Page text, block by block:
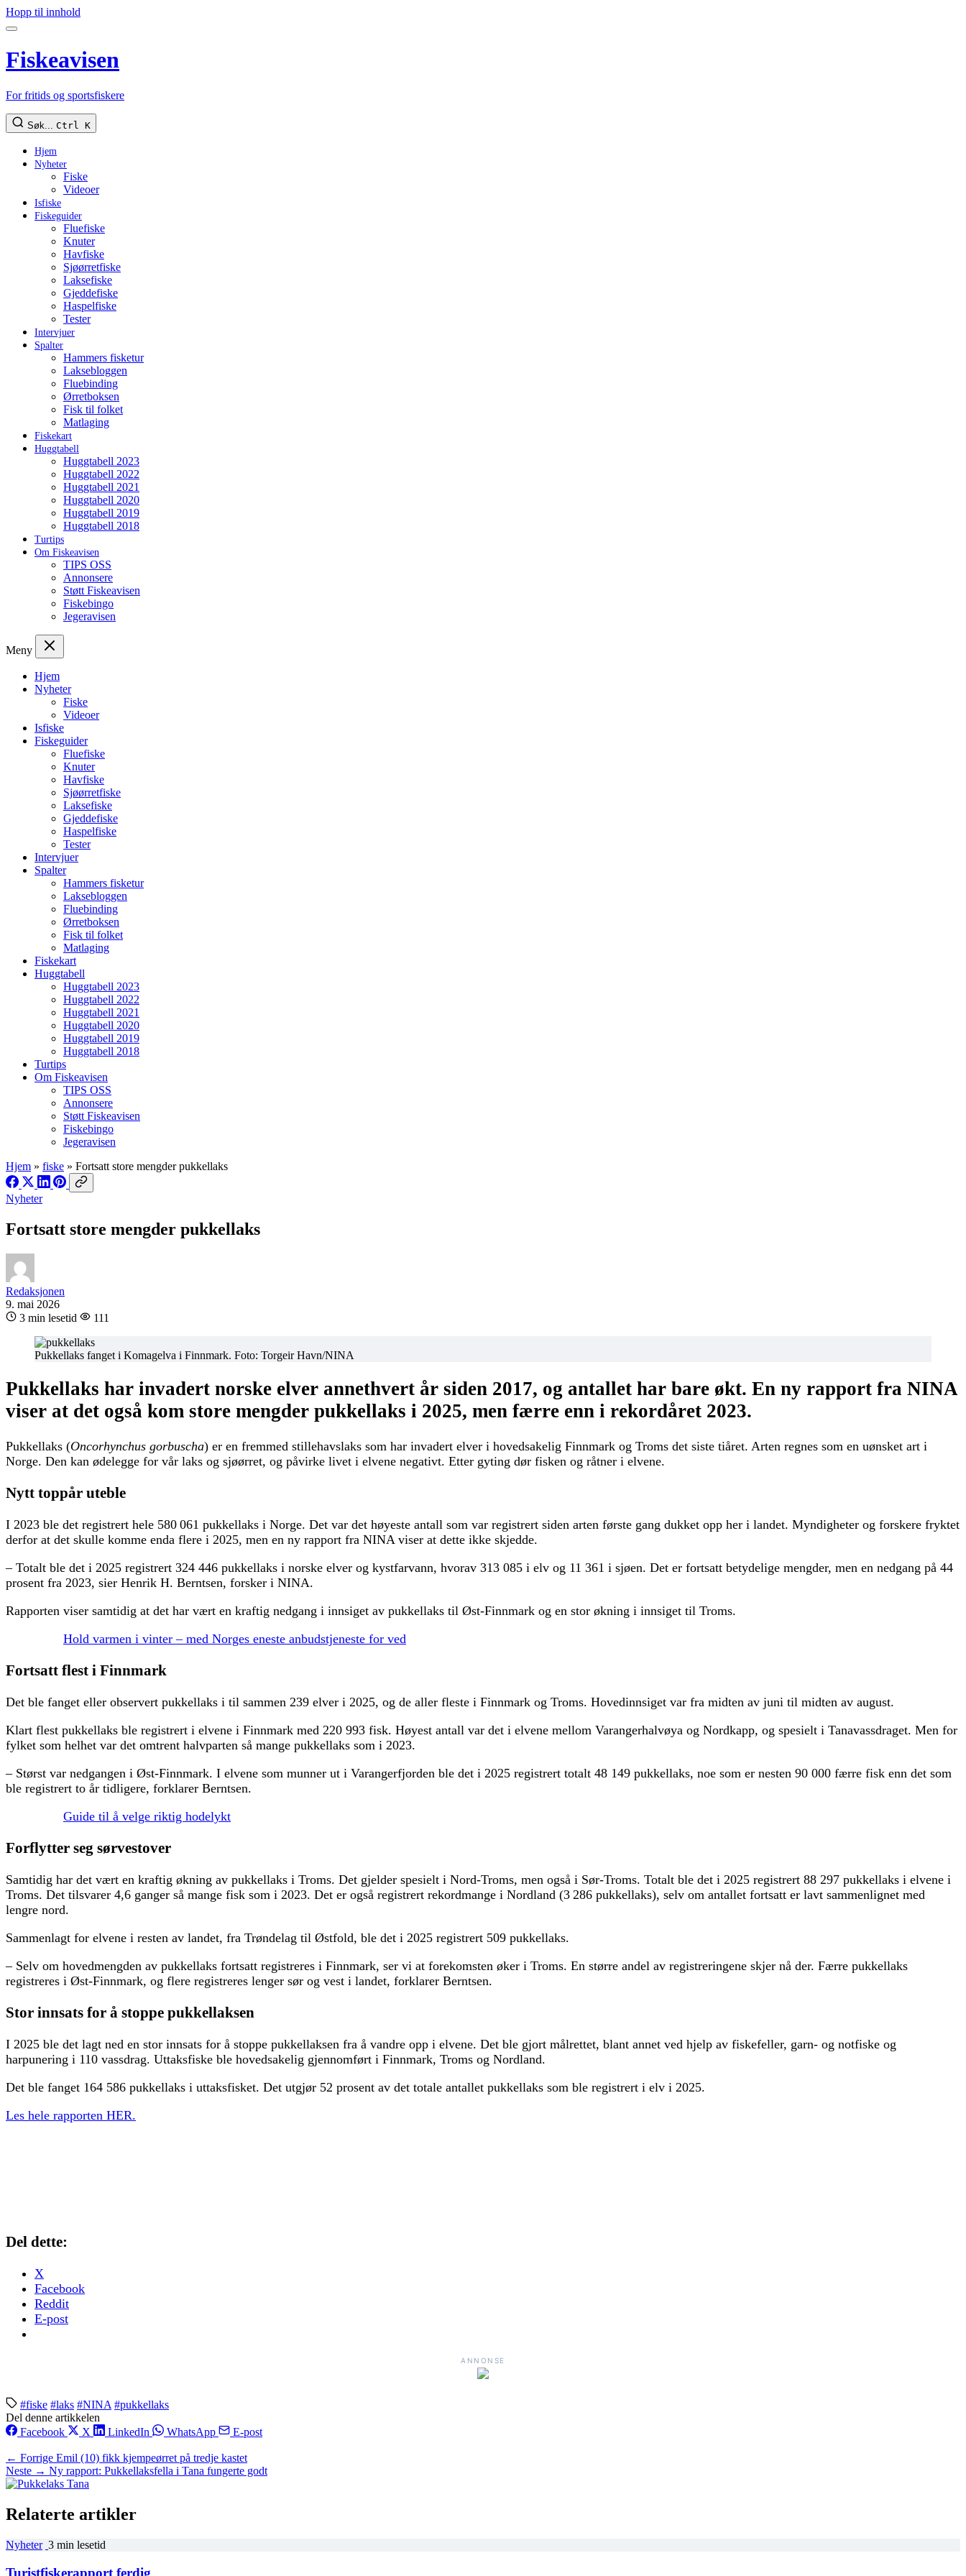
Hopp til innhold
Fiskeavisen
For fritids og sportsfiskere
Søk... Ctrl K
Hjem
Nyheter
Fiske
Videoer
Isfiske
Fiskeguider
Fluefiske
Knuter
Havfiske
Sjøørretfiske
Laksefiske
Gjeddefiske
Haspelfiske
Tester
Intervjuer
Spalter
Hammers fisketur
Laksebloggen
Fluebinding
Ørretboksen
Fisk til folket
Matlaging
Fiskekart
Huggtabell
Huggtabell 2023
Huggtabell 2022
Huggtabell 2021
Huggtabell 2020
Huggtabell 2019
Huggtabell 2018
Turtips
Om Fiskeavisen
TIPS OSS
Annonsere
Støtt Fiskeavisen
Fiskebingo
Jegeravisen
Meny
Hjem
Nyheter
Fiske
Videoer
Isfiske
Fiskeguider
Fluefiske
Knuter
Havfiske
Sjøørretfiske
Laksefiske
Gjeddefiske
Haspelfiske
Tester
Intervjuer
Spalter
Hammers fisketur
Laksebloggen
Fluebinding
Ørretboksen
Fisk til folket
Matlaging
Fiskekart
Huggtabell
Huggtabell 2023
Huggtabell 2022
Huggtabell 2021
Huggtabell 2020
Huggtabell 2019
Huggtabell 2018
Turtips
Om Fiskeavisen
TIPS OSS
Annonsere
Støtt Fiskeavisen
Fiskebingo
Jegeravisen
Hjem » fiske » Fortsatt store mengder pukkellaks
Nyheter
Fortsatt store mengder pukkellaks
Redaksjonen
9. mai 2026
3 min lesetid
111
Pukkellaks fanget i Komagelva i Finnmark. Foto: Torgeir Havn/NINA
Pukkellaks har invadert norske elver annethvert år siden 2017, og antallet har bare økt. En ny rapport fra NINA
viser at det også kom store mengder pukkellaks i 2025, men færre enn i rekordåret 2023.
Pukkellaks (Oncorhynchus gorbuscha) er en fremmed stillehavslaks som har invadert elver i hovedsakelig Finnmark og Troms det siste tiåret. Arten regnes som en uønsket art i
Norge. Den kan ødelegge for vår laks og sjøørret, og påvirke livet i elvene negativt. Etter gyting dør fisken og råtner i elvene.
Nytt toppår uteble
I 2023 ble det registrert hele 580 061 pukkellaks i Norge. Det var det høyeste antall som var registrert siden arten første gang dukket opp her i landet. Myndigheter og forskere fryktet
derfor at det skulle komme enda flere i 2025, men en ny rapport fra NINA viser at dette ikke skjedde.
– Totalt ble det i 2025 registrert 324 446 pukkellaks i norske elver og kystfarvann, hvorav 313 085 i elv og 11 361 i sjøen. Det er fortsatt betydelige mengder, men en nedgang på 44
prosent fra 2023, sier Henrik H. Berntsen, forsker i NINA.
Rapporten viser samtidig at det har vært en kraftig nedgang i innsiget av pukkellaks til Øst-Finnmark og en stor økning i innsiget til Troms.
Hold varmen i vinter – med Norges eneste anbudstjeneste for ved
Fortsatt flest i Finnmark
Det ble fanget eller observert pukkellaks i til sammen 239 elver i 2025, og de aller fleste i Finnmark og Troms. Hovedinnsiget var fra midten av juni til midten av august.
Klart flest pukkellaks ble registrert i elvene i Finnmark med 220 993 fisk. Høyest antall var det i elvene mellom Varangerhalvøya og Nordkapp, og spesielt i Tanavassdraget. Men for
fylket som helhet var det omtrent halvparten så mange pukkellaks som i 2023.
– Størst var nedgangen i Øst-Finnmark. I elvene som munner ut i Varangerfjorden ble det i 2025 registrert totalt 48 149 pukkellaks, noe som er nesten 90 000 færre fisk enn det som
ble registrert to år tidligere, forklarer Berntsen.
Guide til å velge riktig hodelykt
Forflytter seg sørvestover
Samtidig har det vært en kraftig økning av pukkellaks i Troms. Det gjelder spesielt i Nord-Troms, men også i Sør-Troms. Totalt ble det i 2025 registrert 88 297 pukkellaks i elvene i
Troms. Det tilsvarer 4,6 ganger så mange fisk som i 2023. Det er også registrert rekordmange i Nordland (3 286 pukkellaks), selv om antallet fortsatt er lavt sammenlignet med
lengre nord.
Sammenlagt for elvene i resten av landet, fra Trøndelag til Østfold, ble det i 2025 registrert 509 pukkellaks.
– Selv om hovedmengden av pukkellaks fortsatt registreres i Finnmark, ser vi at forekomsten øker i Troms. En større andel av registreringene skjer nå der. Færre pukkellaks
registreres i Øst-Finnmark, og flere registreres lenger sør og vest i landet, forklarer Berntsen.
Stor innsats for å stoppe pukkellaksen
I 2025 ble det lagt ned en stor innsats for å stoppe pukkellaksen fra å vandre opp i elvene. Det ble gjort målrettet, blant annet ved hjelp av fiskefeller, garn- og notfiske og
harpunering i 110 vassdrag. Uttaksfiske ble hovedsakelig gjennomført i Finnmark, Troms og Nordland.
Det ble fanget 164 586 pukkellaks i uttaksfisket. Det utgjør 52 prosent av det totale antallet pukkellaks som ble registrert i elv i 2025.
Les hele rapporten HER.
Del dette:
X
Facebook
Reddit
E-post
ANNONSE
#fiske #laks #NINA #pukkellaks
Del denne artikkelen
Facebook
X LinkedIn WhatsApp E-post
← Forrige Emil (10) fikk kjempeørret på tredje kastet
Neste → Ny rapport: Pukkellaksfella i Tana fungerte godt
Relaterte artikler
Nyheter 3 min lesetid
Turistfiskerapport ferdig